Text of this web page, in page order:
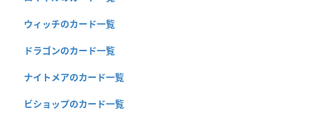
ウィッチのカード一覧
ドラゴンのカード一覧
ナイトメアのカード一覧
ビショップのカード一覧